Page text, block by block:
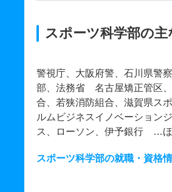
スポーツ科学部の主
警視庁、大阪府警、石川県警
部、法務省 名古屋矯正管区
合、若狭消防組合、滋賀県ス
ルムビジネスイノベーション
ス、ローソン、伊予銀行 …
スポーツ科学部の就職・資格